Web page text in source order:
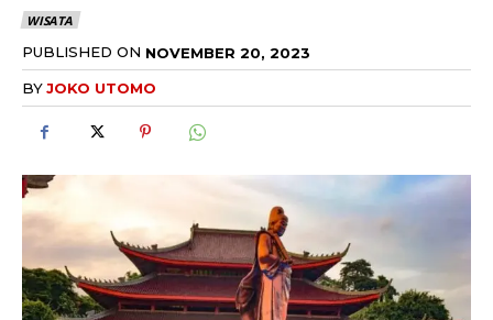
WISATA
PUBLISHED ON NOVEMBER 20, 2023
BYJOKO UTOMO